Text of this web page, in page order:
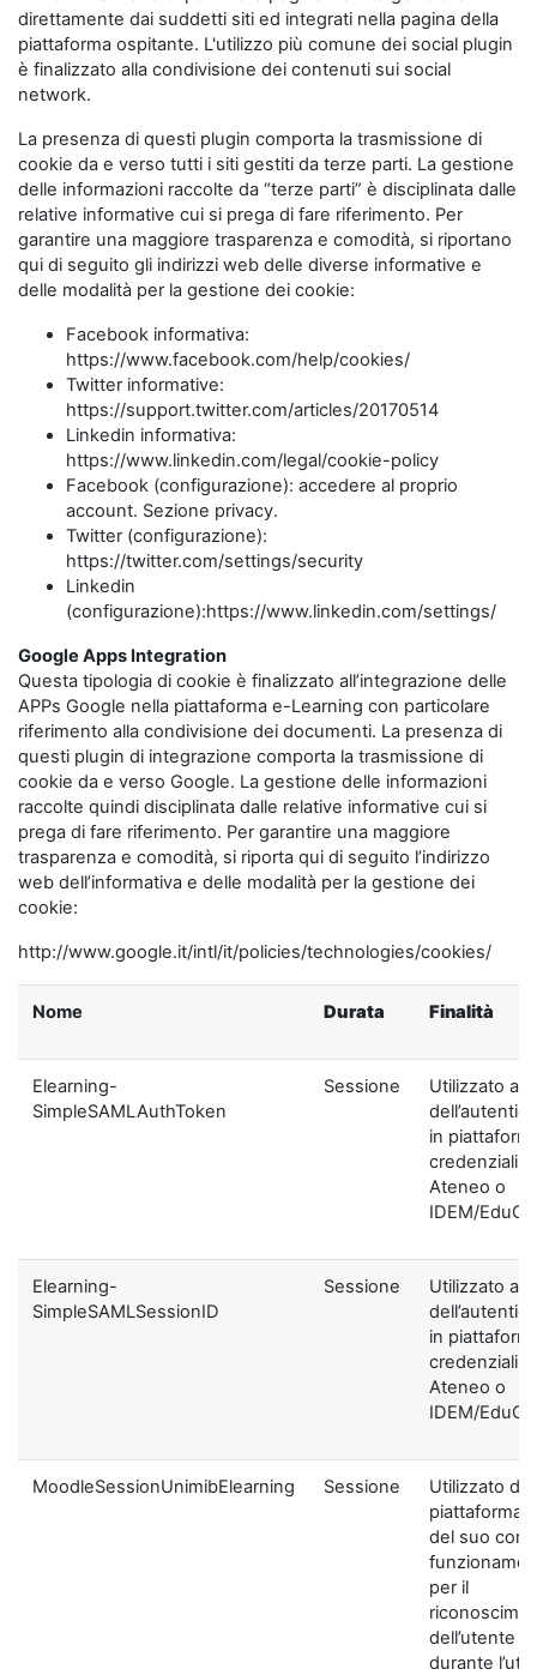
direttamente dai suddetti siti ed integrati nella pagina della
piattaforma ospitante. L'utilizzo più comune dei social plugin
è finalizzato alla condivisione dei contenuti sui social
network.
La presenza di questi plugin comporta la trasmissione di
cookie da e verso tutti i siti gestiti da terze parti. La gestione
delle informazioni raccolte da “terze parti” è disciplinata dalle
relative informative cui si prega di fare riferimento. Per
garantire una maggiore trasparenza e comodità, si riportano
qui di seguito gli indirizzi web delle diverse informative e
delle modalità per la gestione dei cookie:
Facebook informativa:
https://www.facebook.com/help/cookies/
Twitter informative:
https://support.twitter.com/articles/20170514
Linkedin informativa:
https://www.linkedin.com/legal/cookie-policy
Facebook (configurazione): accedere al proprio
account. Sezione privacy.
Twitter (configurazione):
https://twitter.com/settings/security
Linkedin
(configurazione):https://www.linkedin.com/settings/
Google Apps Integration
Questa tipologia di cookie è finalizzato all’integrazione delle
APPs Google nella piattaforma e-Learning con particolare
riferimento alla condivisione dei documenti. La presenza di
questi plugin di integrazione comporta la trasmissione di
cookie da e verso Google. La gestione delle informazioni
raccolte quindi disciplinata dalle relative informative cui si
prega di fare riferimento. Per garantire una maggiore
trasparenza e comodità, si riporta qui di seguito l’indirizzo
web dell’informativa e delle modalità per la gestione dei
cookie:
http://www.google.it/intl/it/policies/technologies/cookies/
Nome Durata Finalità
Elearning-
SimpleSAMLAuthToken
Sessione
Utilizzato ai
in
credenziali di
Ateneo o
IDEM/
Elearning-
SimpleSAMLSessionID
Sessione
Utilizzato ai
in
credenziali di
Ateneo o
IDEM/
MoodleSessionUnimibElearning Sessione
Utilizzato
piattaforma
del suo
per il
dell’utente
durante